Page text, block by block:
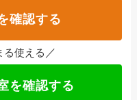
確認する
る使える ／
を確認する